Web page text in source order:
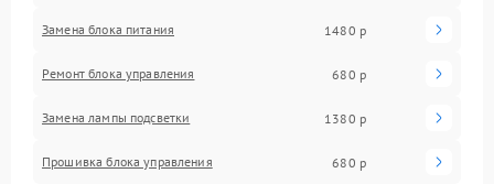
Замена блока питания 1480 р
Ремонт блока управления 680 р
Замена лампы подсветки 1380 р
Прошивка блока управления 680 р